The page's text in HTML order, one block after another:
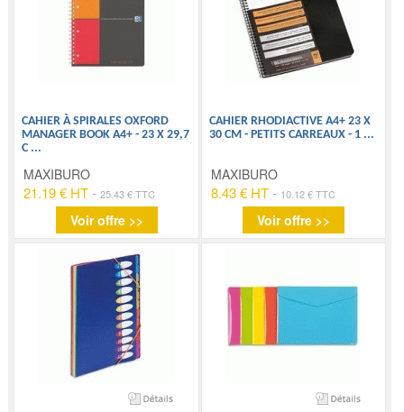
CAHIER À SPIRALES OXFORD
MANAGER BOOK A4+ - 23 X 29,7
C ...
MAXIBURO
21.19 € HT -25.43 € TTC
Voir offre >>
CAHIER RHODIACTIVE A4+ 23 X
30 CM - PETITS CARREAUX - 1 ...
MAXIBURO
8.43 € HT- 10.12 € TTC
Voir offre >>